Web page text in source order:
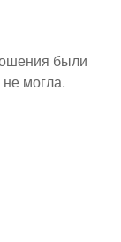
были
могла.